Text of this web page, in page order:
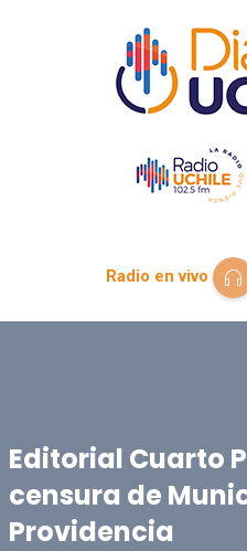
Radio en vivo
Editorial Cuarto
censura de
Providencia